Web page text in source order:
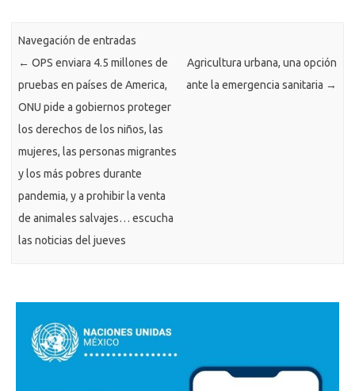
Navegación de entradas
← OPS enviara 4.5 millones de
pruebas en países de America,
ONU pide a gobiernos proteger
los derechos de los niños, las
mujeres, las personas migrantes
y los más pobres durante
pandemia, y a prohibir la venta
de animales salvajes… escucha
las noticias del jueves
Agricultura urbana, una opción
ante la emergencia sanitaria →